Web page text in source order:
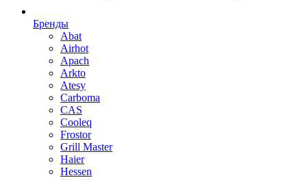
Бренды
Abat
Airhot
Apach
Arkto
Atesy
Carboma
CAS
Cooleq
Frostor
Grill Master
Haier
Hessen